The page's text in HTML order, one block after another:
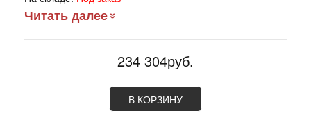
Читать далее
234 304руб.
В КОРЗИНУ